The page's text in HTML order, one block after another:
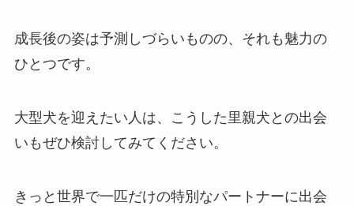
成長後の姿は予測しづらいものの、それも魅力の
ひとつです。
大型犬を迎えたい人は、こうした里親犬との出会
いもぜひ検討してみてください。
きっと世界で一匹だけの特別なパートナーに出会